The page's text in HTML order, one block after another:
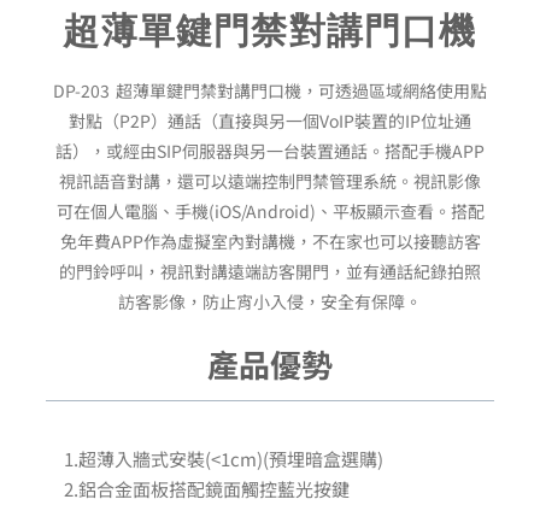
超薄單鍵門禁對講門口機
DP-203 超薄單鍵門禁對講門口機，可透過區域網絡使用點
對點（P2P）通話（直接與另一個VoIP裝置的IP位址通
話），或經由SIP伺服器與另一台裝置通話。搭配手機APP
視訊語音對講，還可以遠端控制門禁管理系統。視訊影像
可在個人電腦、手機(iOS/Android)、平板顯示查看。搭配
免年費APP作為虛擬室內對講機，不在家也可以接聽訪客
的門鈴呼叫，視訊對講遠端訪客開門，並有通話紀錄拍照
訪客影像，防止宵小入侵，安全有保障。
產品優勢
1.超薄入牆式安裝(<1cm)(預埋暗盒選購)
2.鋁合金面板搭配鏡面觸控藍光按鍵